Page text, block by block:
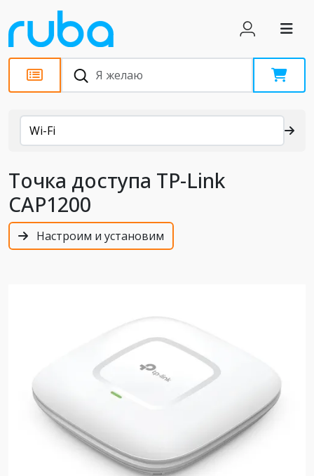
Каталог
Wi-Fi
Точка доступа TP-Link
CAP1200
Настроим и установим